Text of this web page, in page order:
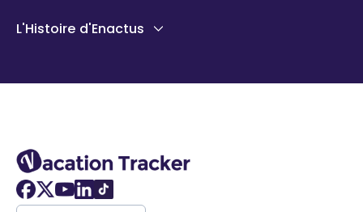
L'Histoire d'Enactus